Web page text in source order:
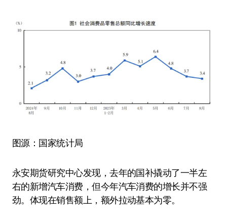
图源：国家统计局
永安期货研究中心发现，去年的国补撬动了一半左
右的新增汽车消费，但今年汽车消费的增长并不强
劲。体现在销售额上，额外拉动基本为零。